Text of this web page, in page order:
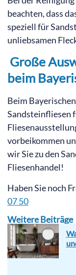
beachten, dass
speziell für
unliebsamen
Große
beim
Beim
Sandsteinfliesen
vorbeikommen
wir Sie zu den
Fliesenhandel!
Haben Sie noch
07 50
Weitere Beiträge